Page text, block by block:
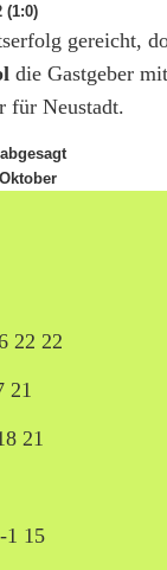
(1:0)
gereicht,
die Gastgeber
für Neustadt.
22 22
21
21
1 15